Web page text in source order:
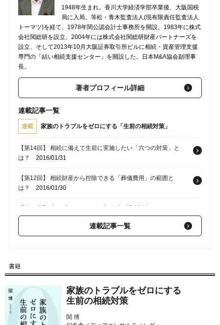
1948年生まれ。香川大学経済学部卒業後、大阪国税
局に入局。等松・青木監査法人(現有限責任監査法人
トーマツ)を経て、1978年関公認会計士事務所を開設。1983年に株式
会社関総研を設立、2004年には株式会社関総研財産パートナーズを
設立、そして2013年10月大阪証券取引所ビルに相続・資産管理支援
専門の「結い相続支援センター」を開設した。日本M&A協会副理事
長。
著者プロフィール詳細
連載記事一覧
連載 家族のトラブルをゼロにする「生前の相続対策」
【第14回】 相続に備えて生前に実施したい「六つの対策」と
は？
2016/01/31
【第12回】 相続財産から控除できる「葬儀費用」の範囲と
は？
2016/01/30
か？2016/01/30
【第11回】 葬儀や墓地費用などを含めた「老後資金」はいくら
【第10回】 簡易診断シートと家族のアルバムが「円満相続」に
連載記事一覧
書籍
家族のトラブルをゼロにする
生前の相続対策
関 博